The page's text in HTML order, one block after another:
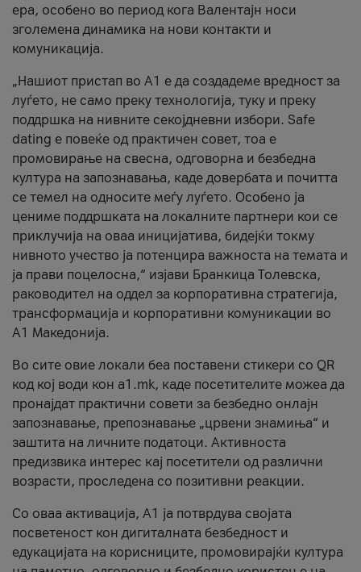
ера, особено во период кога Валентајн носи
зголемена динамика на нови контакти и
комуникација.
„Нашиот пристап во А1 е да создадеме вредност за
луѓето, не само преку технологија, туку и преку
поддршка на нивните секојдневни избори. Safe
dating е повеќе од практичен совет, тоа е
промовирање на свесна, одговорна и безбедна
култура на запознавања, каде довербата и почитта
се темел на односите меѓу луѓето. Особено ја
цениме поддршката на локалните партнери кои се
приклучија на оваа иницијатива, бидејќи токму
нивното учество ја потенцира важноста на темата и
ја прави поцелосна,“ изјави Бранкица Толевска,
раководител на оддел за корпоративна стратегија,
трансформација и корпоративни комуникации во
А1 Македонија.
Во сите овие локали беа поставени стикери со QR
код кој води кон a1.mk, каде посетителите можеа да
пронајдат практични совети за безбедно онлајн
запознавање, препознавање „црвени знамиња“ и
заштита на личните податоци. Активноста
предизвика интерес кај посетители од различни
возрасти, проследена со позитивни реакции.
Со оваа активација, А1 ја потврдува својата
посветеност кон дигиталната безбедност и
едукацијата на корисниците, промовирајќи култура